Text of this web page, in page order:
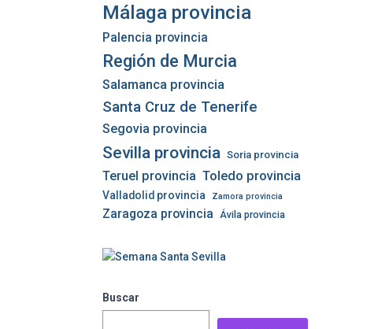
Málaga provincia
Palencia provincia
Región de Murcia
Salamanca provincia
Santa Cruz de Tenerife
Segovia provincia
Sevilla provincia Soria provincia
Teruel provincia Toledo provincia
Valladolid provincia Zamora provincia
Zaragoza provincia Ávila provincia
Buscar